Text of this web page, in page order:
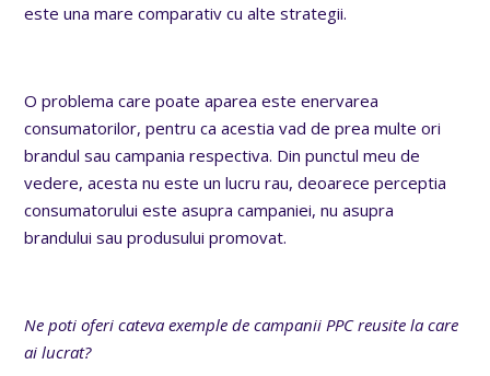
este una mare comparativ cu alte strategii.
O problema care poate aparea este enervarea
consumatorilor, pentru ca acestia vad de prea multe ori
brandul sau campania respectiva. Din punctul meu de
vedere, acesta nu este un lucru rau, deoarece perceptia
consumatorului este asupra campaniei, nu asupra
brandului sau produsului promovat.
Ne poti oferi cateva exemple de campanii PPC reusite la care
ai lucrat?